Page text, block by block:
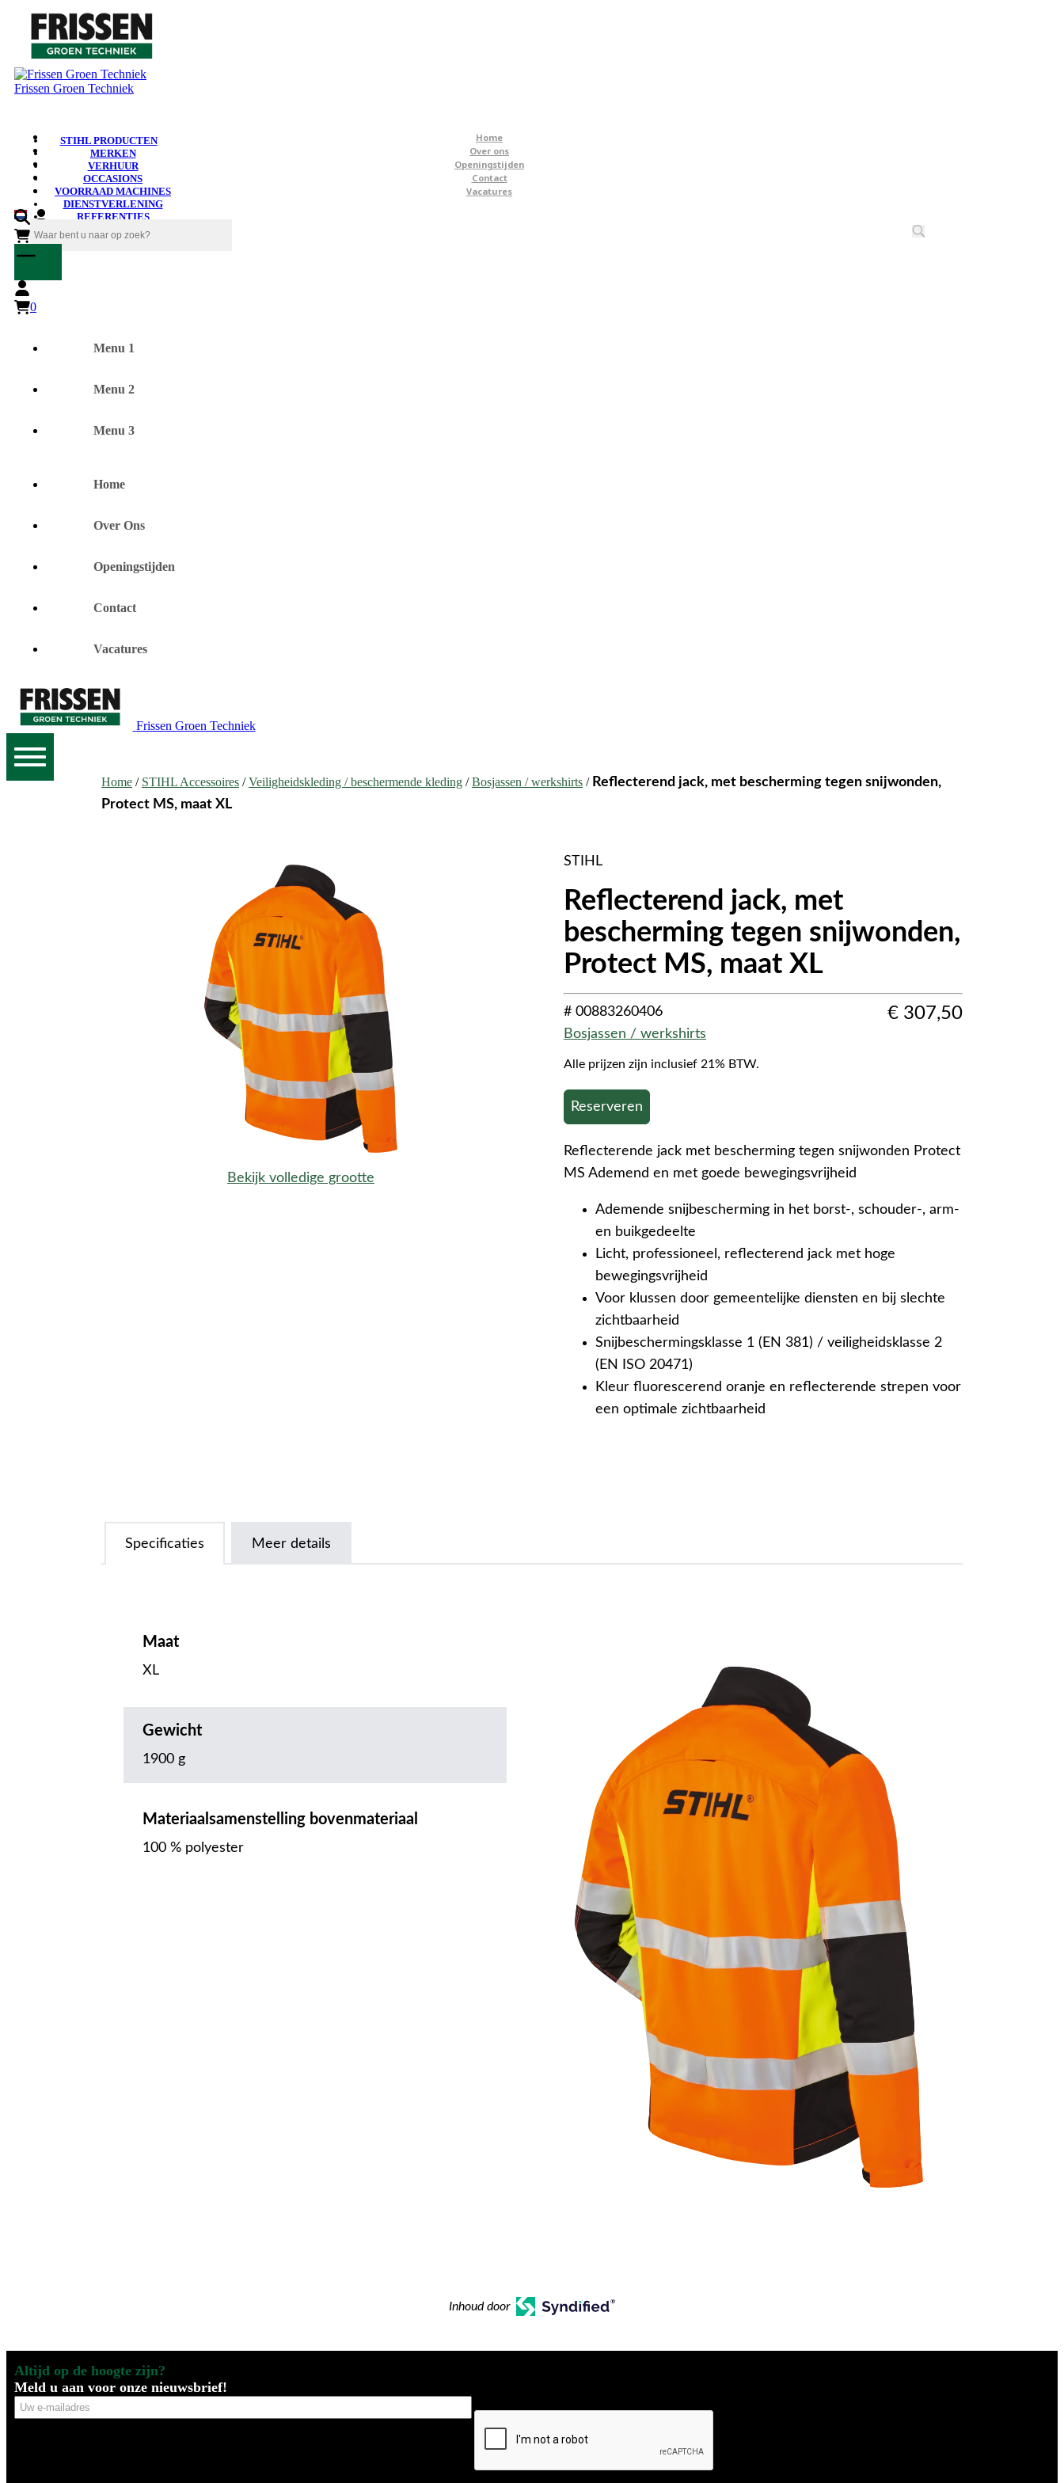
Frissen Groen Techniek
Home
Over ons
Openingstijden
Contact
Vacatures
STIHL PRODUCTEN
MERKEN
VERHUUR
OCCASIONS
VOORRAAD MACHINES
DIENSTVERLENING
REFERENTIES
0
0
Menu 1
Menu 2
Menu 3
Home
Over Ons
Openingstijden
Contact
Vacatures
Frissen Groen Techniek
Home / STIHL Accessoires /Veiligheidskleding / beschermende kleding /Bosjassen / werkshirts / Reflecterend jack, met bescherming tegen snijwonden,
Protect MS, maat XL
Bekijk volledige grootte
STIHL
Reflecterend jack, met
bescherming tegen snijwonden,
Protect MS, maat XL
# 00883260406
Bosjassen / werkshirts
€ 307,50
Alle prijzen zijn inclusief 21% BTW.
Reserveren
Reflecterende jack met bescherming tegen snijwonden Protect
MS Ademend en met goede bewegingsvrijheid
Ademende snijbescherming in het borst-, schouder-, arm-
en buikgedeelte
Licht, professioneel, reflecterend jack met hoge
bewegingsvrijheid
Voor klussen door gemeentelijke diensten en bij slechte
zichtbaarheid
Snijbeschermingsklasse 1 (EN 381) / veiligheidsklasse 2
(EN ISO 20471)
Kleur fluorescerend oranje en reflecterende strepen voor
een optimale zichtbaarheid
Specificaties Meer details
Maat
XL
Gewicht
1900 g
Materiaalsamenstelling bovenmateriaal
100 % polyester
Inhoud door
Altijd op de hoogte zijn?
Meld u aan voor onze nieuwsbrief!
Uw
e-